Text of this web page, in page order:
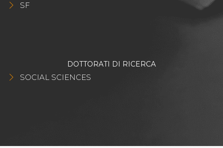
SF
DOTTORATI DI RICERCA
SOCIAL SCIENCES